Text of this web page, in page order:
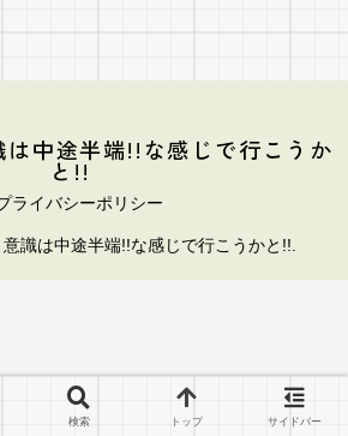
中途半端!!な感じで行こうか
と!!
ライバシーポリシー
識は中途半端!!な感じで行こうかと!!.
検索 トップ サイドバー